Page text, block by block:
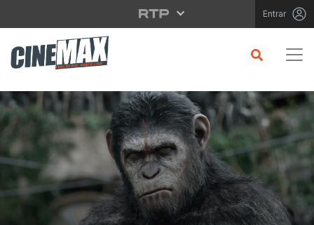
Saltar para o conteúdo principal Entrar